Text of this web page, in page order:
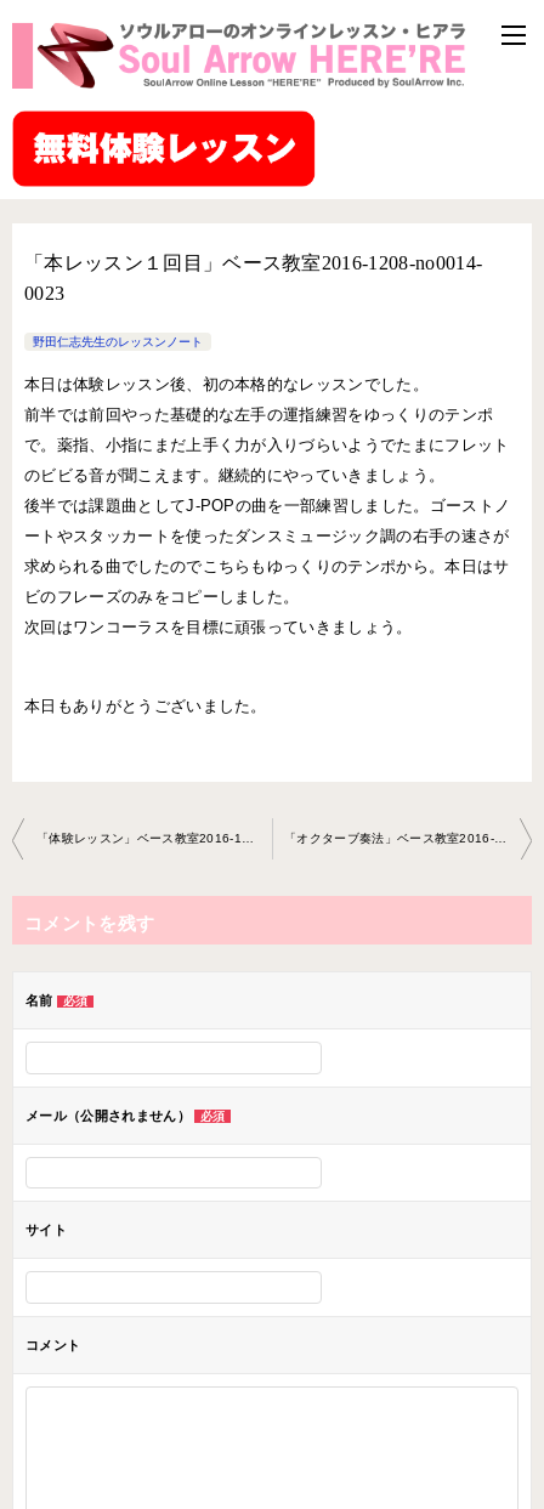
「本レッスン１回目」ベース教室2016-1208-no0014-
0023
野田仁志先生のレッスンノート
本日は体験レッスン後、初の本格的なレッスンでした。
前半では前回やった基礎的な左手の運指練習をゆっくりのテンポ
で。薬指、小指にまだ上手く力が入りづらいようでたまにフレット
のビビる音が聞こえます。継続的にやっていきましょう。
後半では課題曲としてJ-POPの曲を一部練習しました。ゴーストノ
ートやスタッカートを使ったダンスミュージック調の右手の速さが
求められる曲でしたのでこちらもゆっくりのテンポから。本日はサ
ビのフレーズのみをコピーしました。
次回はワンコーラスを目標に頑張っていきましょう。
本日もありがとうございました。
投
稿
ナ
ビ
ョ
ン
「体験レッスン」ベース教室2016-1115-no0014-0023 「オクターブ奏法」ベース教室2016-1208-no0014-0023
コメントを残す
名前 必須
メール（公開されません） 必須
サイト
コメント